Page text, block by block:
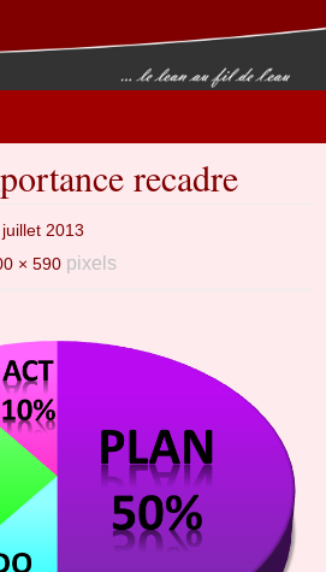
recadre
2013
× 590 pixels